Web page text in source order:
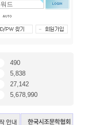
490
5,838
27,142
5,678,990